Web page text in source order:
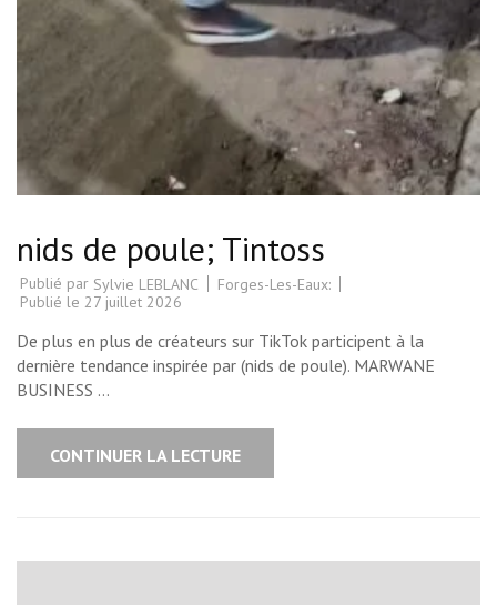
nids de poule; Tintoss
Publié par Sylvie LEBLANC
Forges-Les-Eaux:
Publié le 27 juillet 2026
De plus en plus de créateurs sur TikTok participent à la
dernière tendance inspirée par (nids de poule). MARWANE
BUSINESS …
CONTINUER LA LECTURE